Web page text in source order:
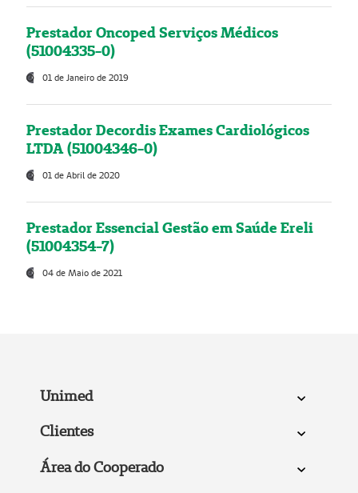
Prestador Oncoped Serviços Médicos
(51004335-0)
01 de Janeiro de 2019
Prestador Decordis Exames Cardiológicos
LTDA (51004346-0)
01 de Abril de 2020
Prestador Essencial Gestão em Saúde Ereli
(51004354-7)
04 de Maio de 2021
Unimed
Clientes
Área do Cooperado